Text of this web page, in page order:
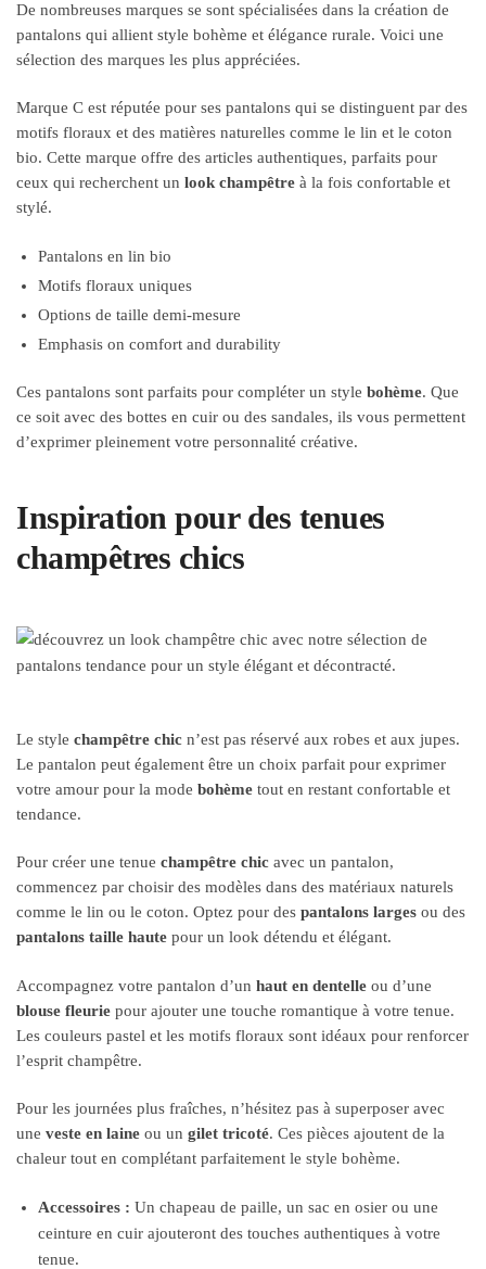
De nombreuses marques se sont spécialisées dans la création de
pantalons qui allient style bohème et élégance rurale. Voici une
sélection des marques les plus appréciées.
Marque C est réputée pour ses pantalons qui se distinguent par des
motifs floraux et des matières naturelles comme le lin et le coton
bio. Cette marque offre des articles authentiques, parfaits pour
ceux qui recherchent un look champêtre à la fois confortable et
stylé.
Pantalons en lin bio
Motifs floraux uniques
Options de taille demi-mesure
Emphasis on comfort and durability
Ces pantalons sont parfaits pour compléter un style bohème. Que
ce soit avec des bottes en cuir ou des sandales, ils vous permettent
d’exprimer pleinement votre personnalité créative.
Inspiration pour des tenues
champêtres chics
Le style champêtre chic n’est pas réservé aux robes et aux jupes.
Le pantalon peut également être un choix parfait pour exprimer
votre amour pour la mode bohème tout en restant confortable et
tendance.
Pour créer une tenue champêtre chic avec un pantalon,
commencez par choisir des modèles dans des matériaux naturels
comme le lin ou le coton. Optez pour des pantalons larges ou des
pantalons taille haute pour un look détendu et élégant.
Accompagnez votre pantalon d’un haut en dentelle ou d’une
blouse fleurie pour ajouter une touche romantique à votre tenue.
Les couleurs pastel et les motifs floraux sont idéaux pour renforcer
l’esprit champêtre.
Pour les journées plus fraîches, n’hésitez pas à superposer avec
une veste en laine ou un gilet tricoté. Ces pièces ajoutent de la
chaleur tout en complétant parfaitement le style bohème.
Accessoires : Un chapeau de paille, un sac en osier ou une
ceinture en cuir ajouteront des touches authentiques à votre
tenue.